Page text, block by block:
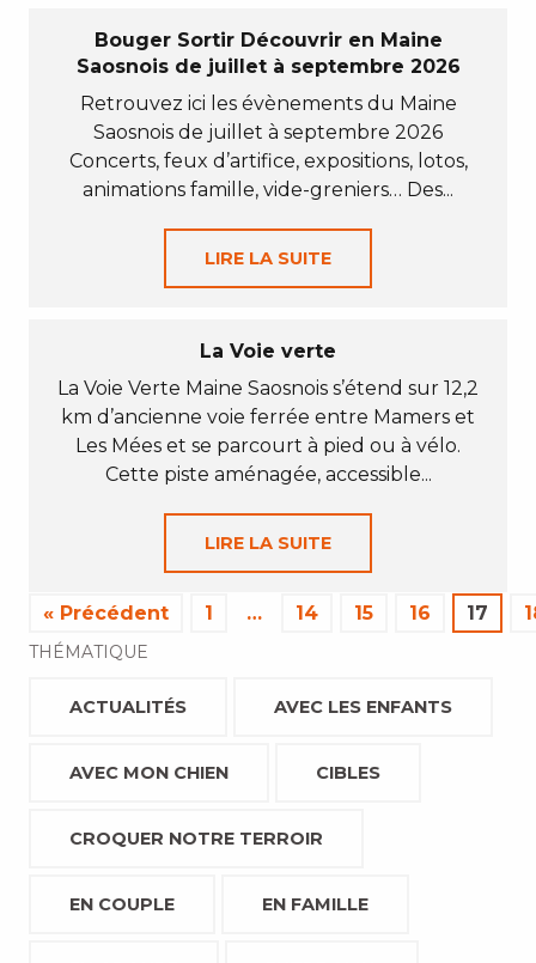
Bouger Sortir Découvrir en Maine
Saosnois de juillet à septembre 2026
Retrouvez ici les évènements du Maine
Saosnois de juillet à septembre 2026
Concerts, feux d’artifice, expositions, lotos,
animations famille, vide-greniers… Des...
LIRE LA SUITE
La Voie verte
La Voie Verte Maine Saosnois s’étend sur 12,2
km d’ancienne voie ferrée entre Mamers et
Les Mées et se parcourt à pied ou à vélo.
Cette piste aménagée, accessible...
LIRE LA SUITE
« Précédent 1 … 14 15 16 17
THÉMATIQUE
ACTUALITÉS AVEC LES ENFANTS
AVEC MON CHIEN CIBLES
CROQUER NOTRE TERROIR
EN COUPLE EN FAMILLE